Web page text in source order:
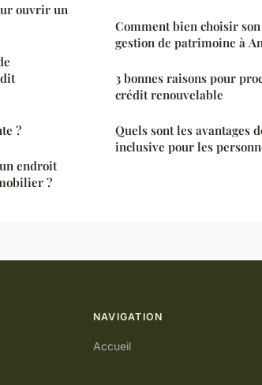
ouvrir un
?
endroit
?
Comment bien choisir
gestion de patrimoine à
3 bonnes raisons pour
crédit renouvelable
Quels sont les avantages
inclusive pour les
NAVIGATION
Accueil